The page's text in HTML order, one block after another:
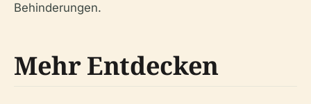
Behinderungen.
Mehr Entdecken